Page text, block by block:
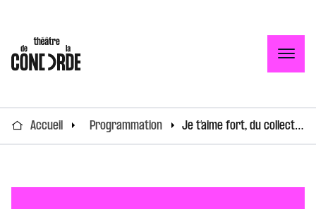
Accueil Programmation Je t’aime fort, du collectif LAPS